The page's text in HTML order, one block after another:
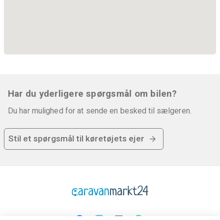
Har du yderligere spørgsmål om bilen?
Du har mulighed for at sende en besked til sælgeren.
Stil et spørgsmål til køretøjets ejer